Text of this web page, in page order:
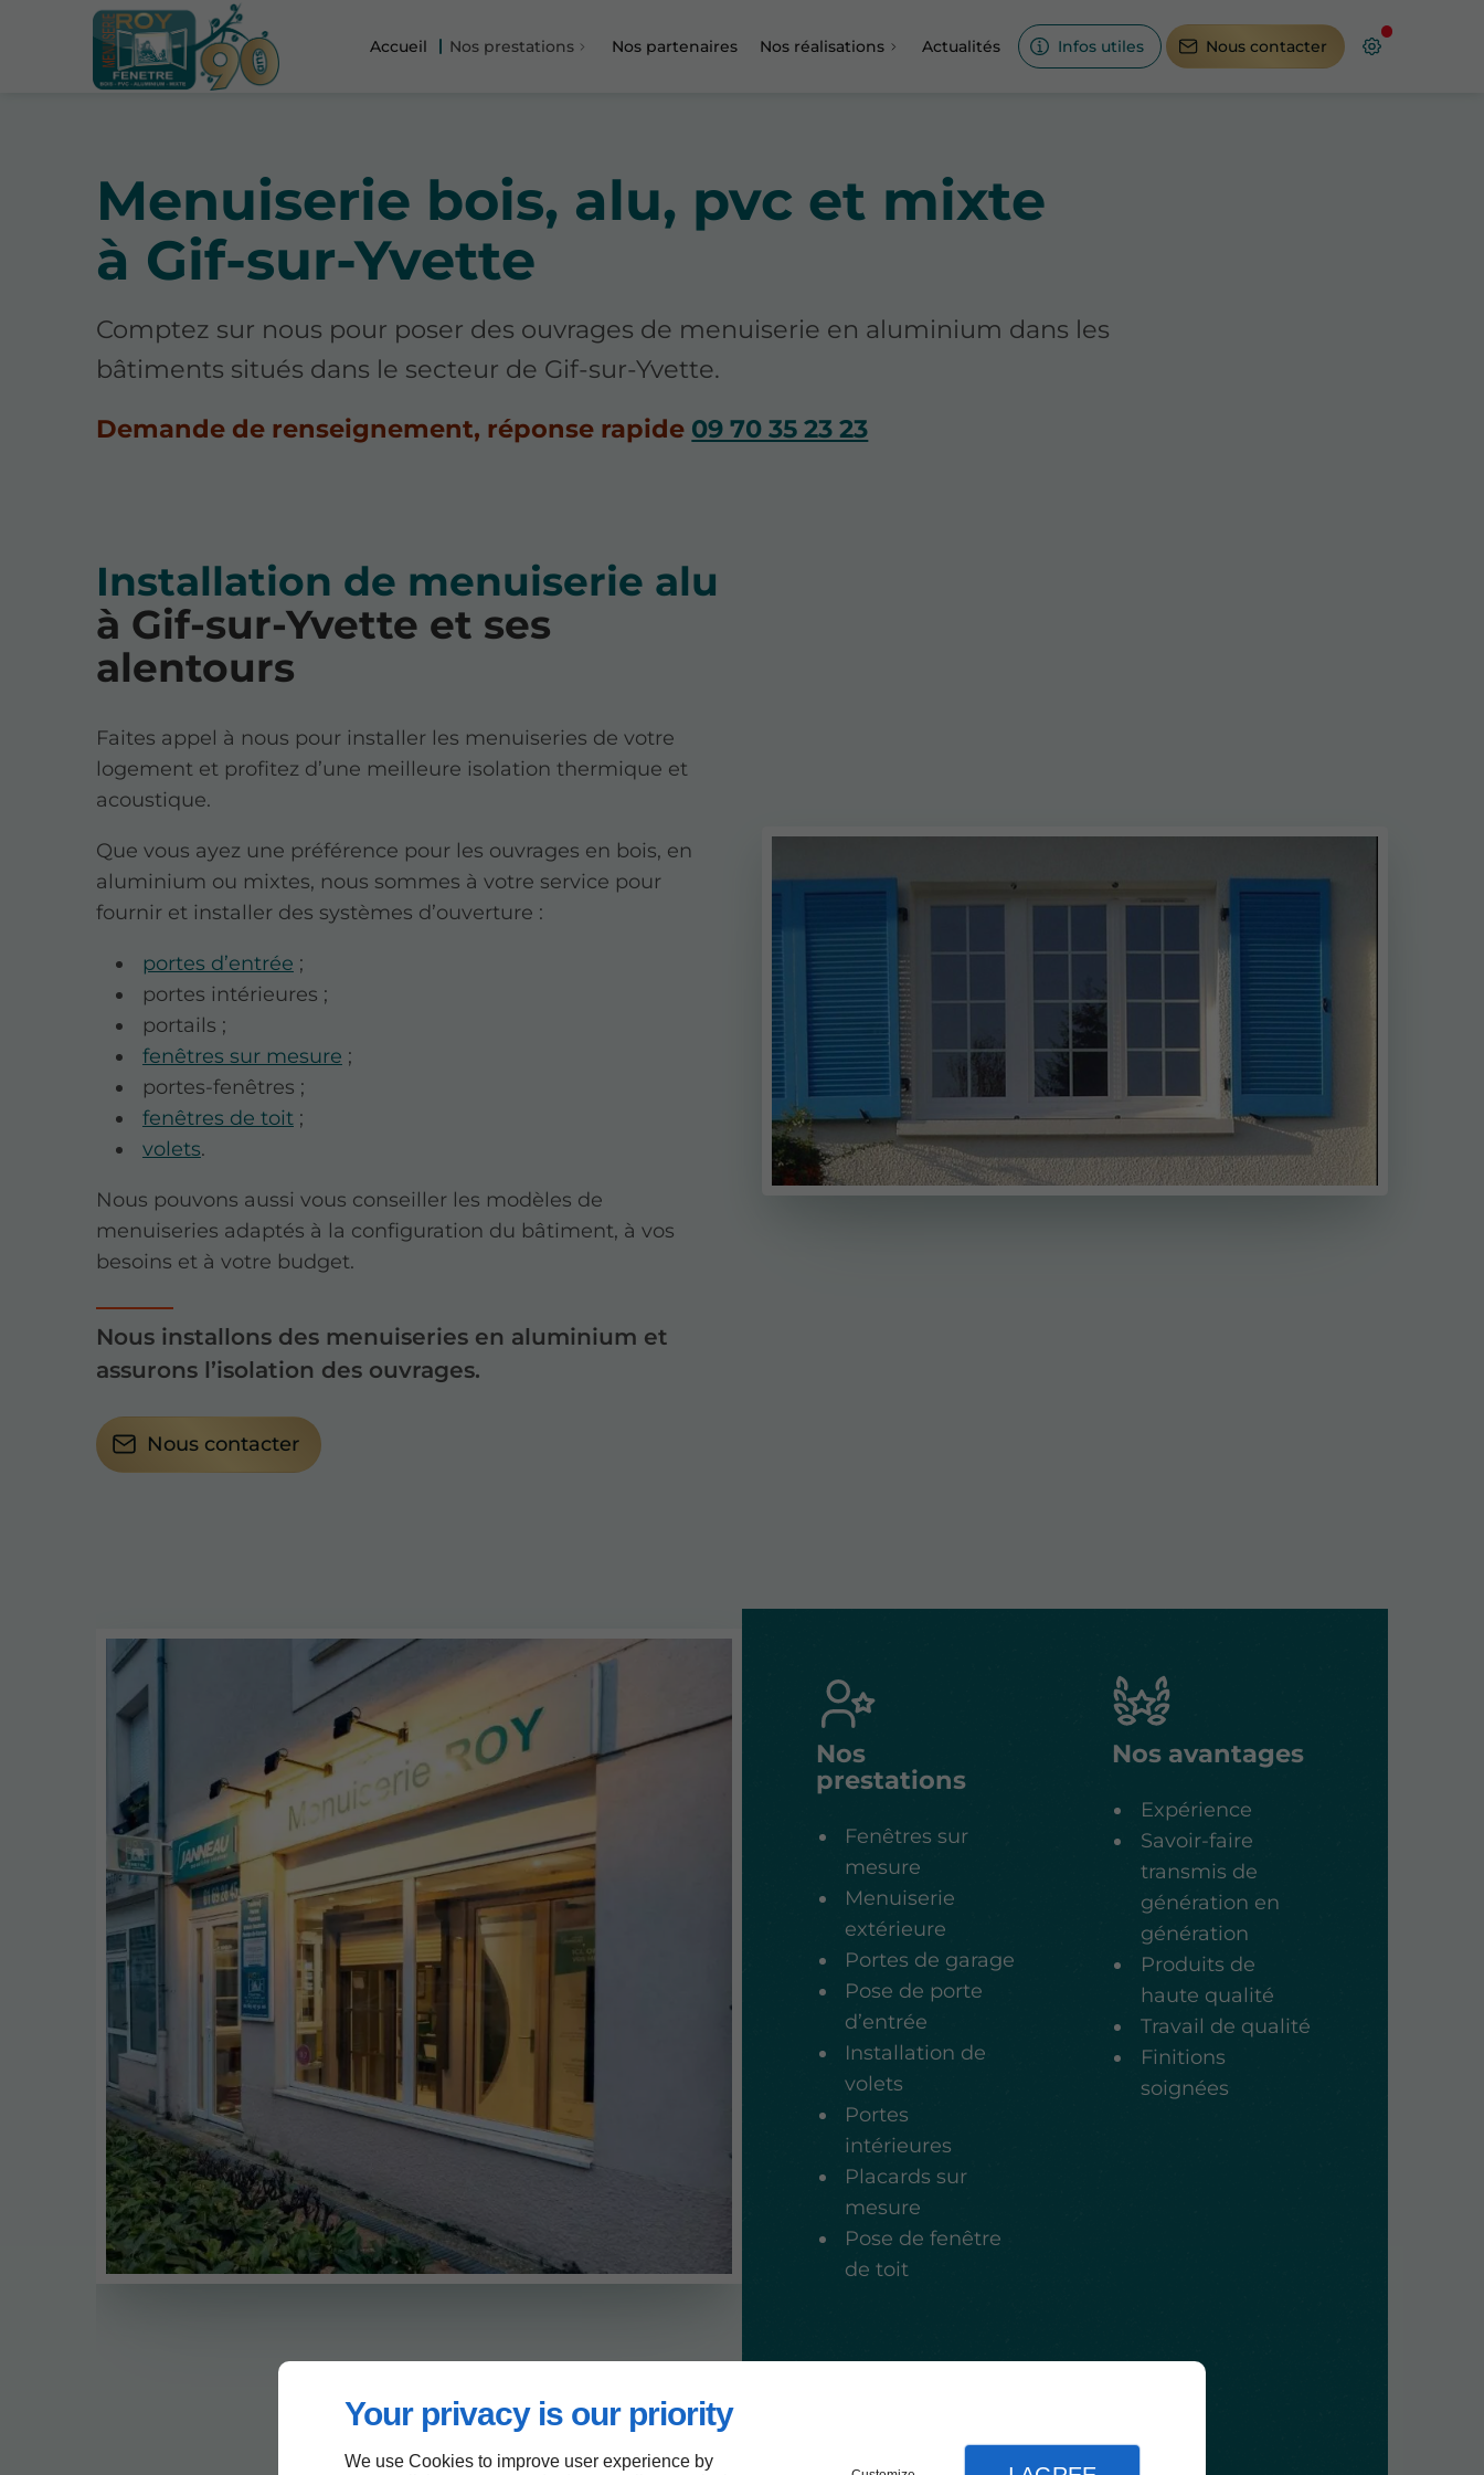
Your privacy is our priority
We use Cookies to improve user experience by
Accueil Nos prestations Nos partenaires Nos réalisations Actualités Infos utiles Nous contacter
Menuiserie bois, alu, pvc et mixte
à Gif-sur-Yvette
Comptez sur nous pour poser des ouvrages de menuiserie en aluminium dans les
bâtiments situés dans le secteur de Gif-sur-Yvette.
Demande de renseignement, réponse rapide 09 70 35 23 23
Installation de menuiserie alu
à Gif-sur-Yvette et ses
alentours
Faites appel à nous pour installer les menuiseries de votre
logement et profitez d’une meilleure isolation thermique et
acoustique.
Que vous ayez une préférence pour les ouvrages en bois, en
aluminium ou mixtes, nous sommes à votre service pour
fournir et installer des systèmes d’ouverture :
portes d’entrée ;
portes intérieures ;
portails ;
fenêtres sur mesure ;
portes-fenêtres ;
fenêtres de toit;
volets.
Nous pouvons aussi vous conseiller les modèles de
menuiseries adaptés à la configuration du bâtiment, à vos
besoins et à votre budget.
Nous installons des menuiseries en aluminium et
assurons l’isolation des ouvrages.
Nous contacter
Nos
prestations
Fenêtres sur
mesure
Menuiserie
extérieure
Portes de garage
Pose de porte
d’entrée
Installation de
volets
Portes
intérieures
Placards sur
mesure
Pose de fenêtre
de toit
Nos avantages
Expérience
Savoir-faire
transmis de
génération en
génération
Produits de
haute qualité
Travail de qualité
Finitions
soignées